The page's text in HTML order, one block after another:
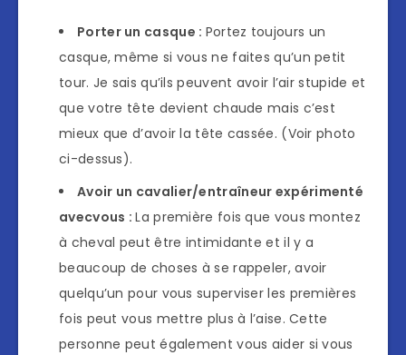
Porter un casque : Portez toujours un
casque, même si vous ne faites qu’un petit
tour. Je sais qu’ils peuvent avoir l’air stupide et
que votre tête devient chaude mais c’est
mieux que d’avoir la tête cassée. (Voir photo
ci-dessus).
Avoir un cavalier/entraîneur expérimenté
avecvous :La première fois que vous montez
à cheval peut être intimidante et il y a
beaucoup de choses à se rappeler, avoir
quelqu’un pour vous superviser les premières
fois peut vous mettre plus à l’aise. Cette
personne peut également vous aider si vous